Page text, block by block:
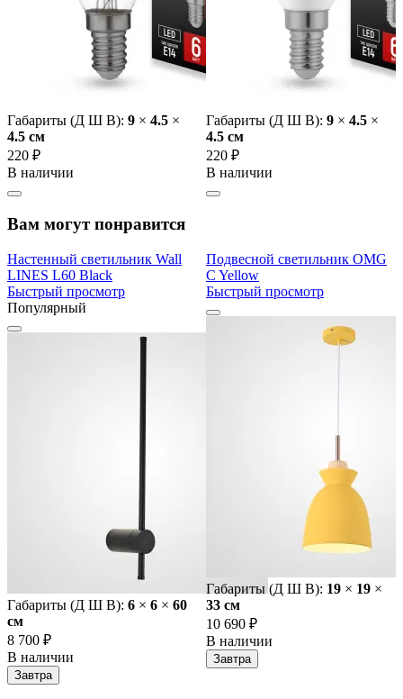
Габариты (Д Ш В): 9 × 4.5 ×
4.5 cм
220 ₽
В наличии
Габариты (Д Ш В): 9 × 4.5 ×
4.5 cм
220 ₽
В наличии
Вам могут понравится
Настенный светильник Wall
LINES L60 Black
Быстрый просмотр
Популярный
Габариты (Д Ш В): 6 × 6 × 60
cм
8 700 ₽
В наличии
Завтра
Подвесной светильник OMG
C Yellow
Быстрый просмотр
Габариты (Д Ш В): 19 × 19 ×
33 cм
10 690 ₽
В наличии
Завтра